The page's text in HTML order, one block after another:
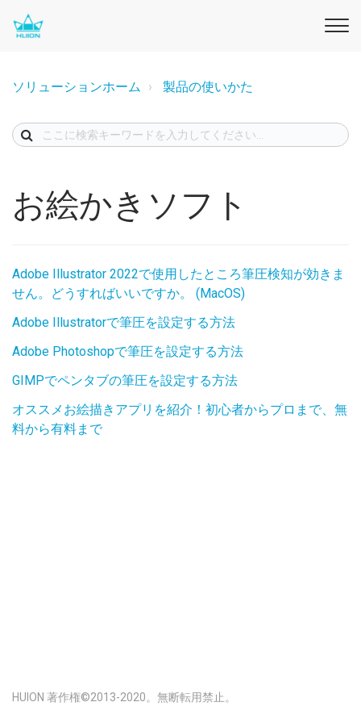
ソリューションホーム 製品の使いかた
お絵かきソフト
Adobe Illustrator 2022で使用したところ筆圧検知が効きま
せん。どうすればいいですか。 (MacOS)
Adobe Illustratorで筆圧を設定する方法
Adobe Photoshopで筆圧を設定する方法
GIMPでペンタブの筆圧を設定する方法
オススメお絵描きアプリを紹介！初心者からプロまで、無
料から有料まで
HUION 著作権©2013-2020。無断転用禁止。